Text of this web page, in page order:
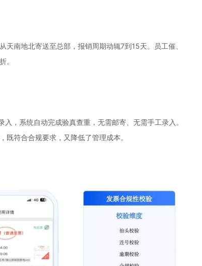
南地北寄送至总部，报销周期动辄7到15天。员工催、
。
入，系统自动完成验真查重，无需邮寄、无需手工录入。
既符合合规要求，又降低了管理成本。